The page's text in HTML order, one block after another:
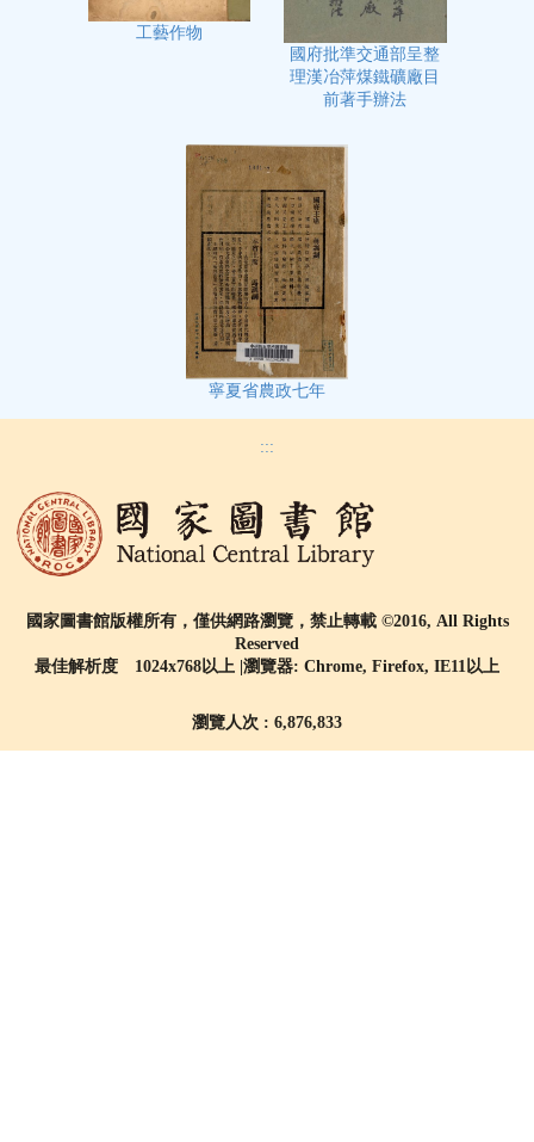
工藝作物
國府批準交通部呈整
理漢冶萍煤鐵礦廠目
前著手辦法
寧夏省農政七年
:::
國家圖書館版權所有，僅供網路瀏覽，禁止轉載 ©2016, All Rights
Reserved
最佳解析度 1024x768以上 |瀏覽器: Chrome, Firefox, IE11以上
瀏覽人次 : 6,876,833